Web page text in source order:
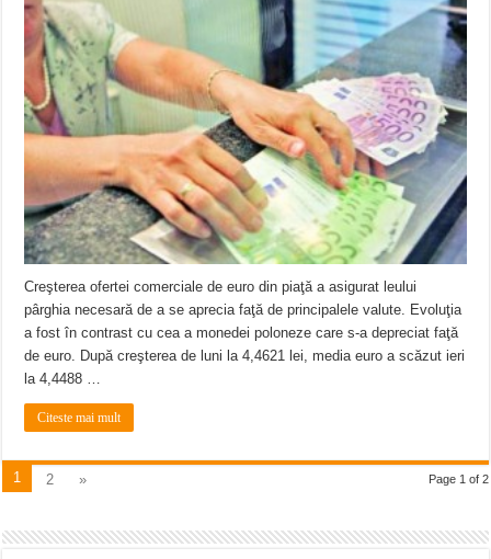
Creşterea ofertei comerciale de euro din piaţă a asigurat leului
pârghia necesară de a se aprecia faţă de principalele valute. Evoluţia
a fost în contrast cu cea a monedei poloneze care s-a depreciat faţă
de euro. După creşterea de luni la 4,4621 lei, media euro a scăzut ieri
la 4,4488 …
Citeste mai mult
Page 1 of 2
1 2 »